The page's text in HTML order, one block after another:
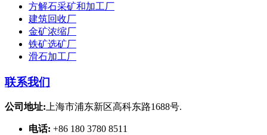
方解石采矿和加工厂
建筑回收厂
金矿浓缩厂
铁矿选矿厂
滑石加工厂
联系我们
公司地址: 上海市浦东新区高科东路1688号.
电话: +86 180 3780 8511